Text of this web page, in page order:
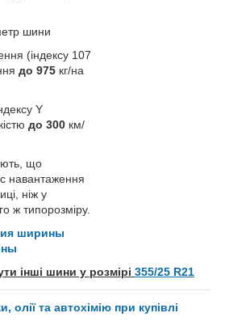
шини
(індексу 107
до 975 кг/на
Y
до 300 км/
що
навантаження
ніж у
ж типорозміру.
ширины
інші шини у розмірі 355/25 R21
олії та автохімію при купівлі